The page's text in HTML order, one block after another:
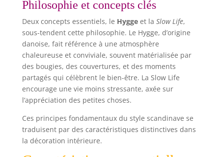
Philosophie et concepts clés
Deux concepts essentiels, le Hyggeet la Slow Life,
sous-tendent cette philosophie. Le Hygge, d’origine
danoise, fait référence à une atmosphère
chaleureuse et conviviale, souvent matérialisée par
des bougies, des couvertures, et des moments
partagés qui célèbrent le bien-être. La Slow Life
encourage une vie moins stressante, axée sur
l’appréciation des petites choses.
Ces principes fondamentaux du style scandinave se
traduisent par des caractéristiques distinctives dans
la décoration intérieure.